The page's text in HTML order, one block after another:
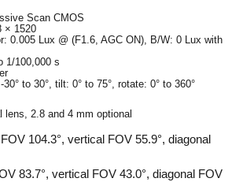
Scan CMOS
× 1520
0.005 Lux @ (F1.6, AGC ON), B/W: 0 Lux with
1/100,000 s
30° to 30°, tilt: 0° to 75°, rotate: 0° to 360°
lens, 2.8 and 4 mm optional
104.3°, vertical FOV 55.9°, diagonal
83.7°, vertical FOV 43.0°, diagonal FOV